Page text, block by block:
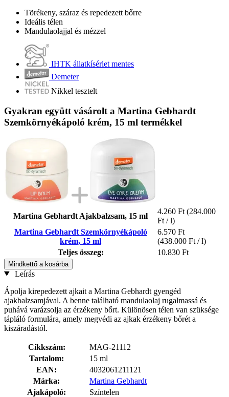
Törékeny, száraz és repedezett bőrre
Ideális télen
Mandulaolajjal és mézzel
IHTK állatkísérlet mentes
Demeter
Nikkel tesztelt
Gyakran együtt vásárolt a Martina Gebhardt
Szemkörnyékápoló krém, 15 ml termékkel
Martina Gebhardt Ajakbalzsam, 15 ml
4.260 Ft (284.000
Ft / l)
Martina Gebhardt Szemkörnyékápoló
krém, 15 ml
6.570 Ft
(438.000 Ft / l)
Teljes összeg:
10.830 Ft
Mindkettő a kosárba
Leírás
Ápolja kirepedezett ajkait a Martina Gebhardt gyengéd
ajakbalzsamjával. A benne található mandulaolaj rugalmassá és
puhává varázsolja az érzékeny bőrt. Különösen télen van szüksége
tápláló formulára, amely megvédi az ajkak érzékeny bőrét a
kiszáradástól.
Cikkszám:
MAG-21112
Tartalom:
15 ml
EAN:
4032061211121
Márka:
Martina Gebhardt
Ajakápoló:
Színtelen